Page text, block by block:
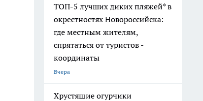
ТОП-5 лучших диких пляжей* в
окрестностях Новороссийска:
где местным жителям,
спрятаться от туристов -
координаты
Вчера
Хрустящие огурчики